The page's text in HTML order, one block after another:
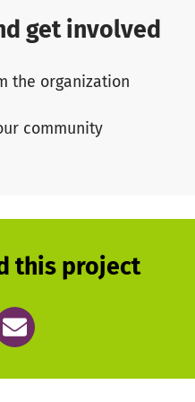
Selbstverteidigung,
Einkommen
in Richtung
Festival
get involved
the organization
community
this project